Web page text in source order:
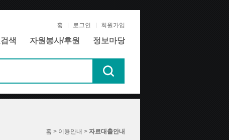
홈 로그인 회원가입
색 자원봉사/후원 정보마당
홈 > 이용안내 > 자료대출안내